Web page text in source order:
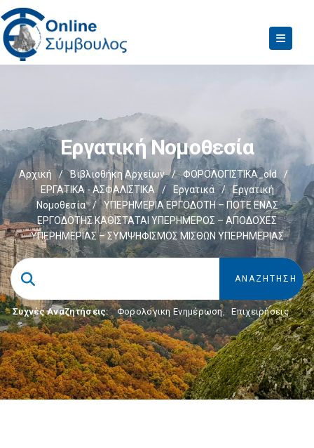
Εργατική Νομοθεσία
Αρχική / Βιβλιοθήκη Αρχείων / ΦΟΡΟΛΟΓΙΣΤΙΚΑ_old
/
ΕΡΓΑΤΙΚΑ - ΑΣΦΑΛΙΣΤΙΚΑ
/ Εργατικά /
Εργατική
Νομοθεσία
/
ΥΠΕΡΗΜΕΡΙΑ ΕΡΓΟΔΟΤΗ – ΠΟΤΕ ΕΝΑΣ
ΕΡΓΟΔΟΤΗΣ ΚΑΘΙΣΤΑΤΑΙ ΥΠΕΡΗΜΕΡΟΣ – ΑΠΟΔΟΧΕΣ
ΥΠΕΡΗΜΕΡΙΑΣ – ΣΥΜΨΗΦΙΣΜΟΣ ΜΙΣΘΩΝ ΥΠΕΡΗΜΕΡΙΑΣ
Συχνές Αναζητήσεις: Φορολογικη Ενημέρωση, Επιχειρήσεις